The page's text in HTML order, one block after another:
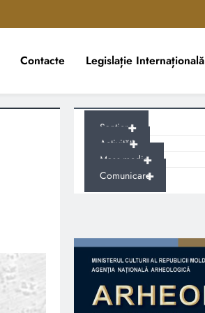
Contacte Legislație Internațională
+
Șantiere
+
Activități
+
Mass-media
+
Comunicare